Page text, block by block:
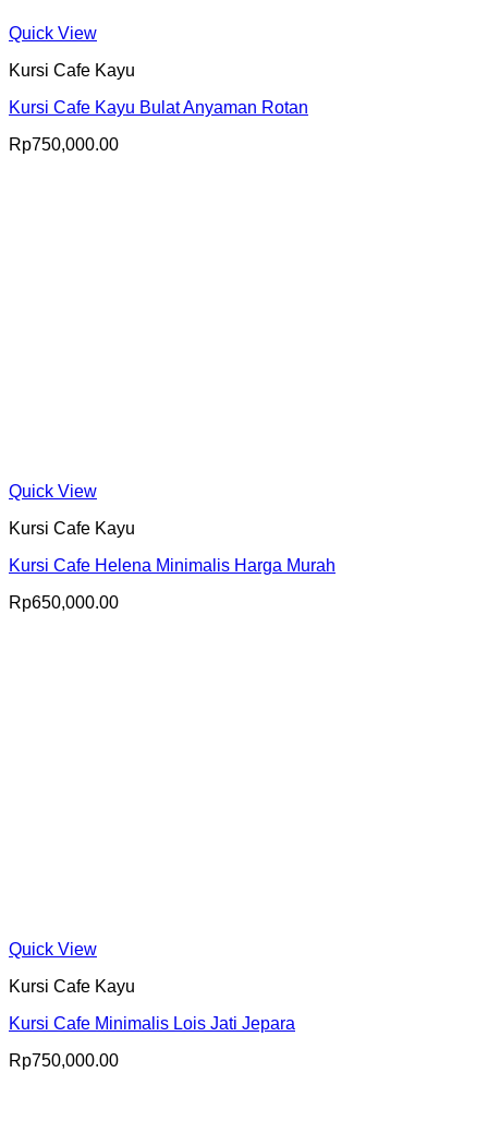
Quick View
Kursi Cafe Kayu
Kursi Cafe Kayu Bulat Anyaman Rotan
Rp750,000.00
Quick View
Kursi Cafe Kayu
Kursi Cafe Helena Minimalis Harga Murah
Rp650,000.00
Quick View
Kursi Cafe Kayu
Kursi Cafe Minimalis Lois Jati Jepara
Rp750,000.00